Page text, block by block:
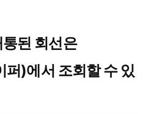
된 회선은
)에서 조회할 수 있